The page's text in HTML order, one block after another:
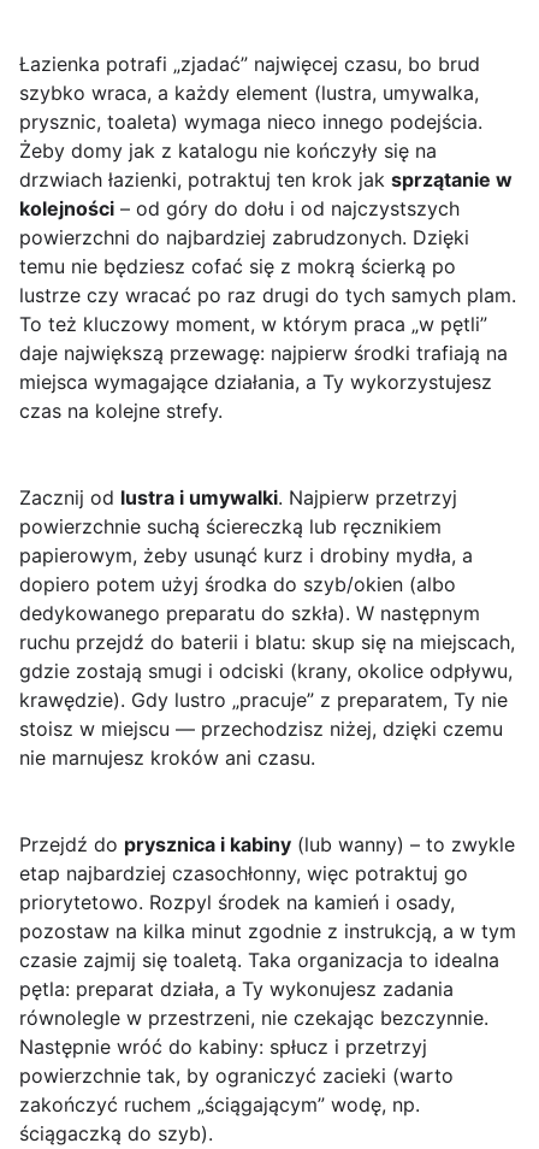
Łazienka potrafi „zjadać” najwięcej czasu, bo brud
szybko wraca, a każdy element (lustra, umywalka,
prysznic, toaleta) wymaga nieco innego podejścia.
Żeby domy jak z katalogu nie kończyły się na
drzwiach łazienki, potraktuj ten krok jak sprzątanie w
kolejności – od góry do dołu i od najczystszych
powierzchni do najbardziej zabrudzonych. Dzięki
temu nie będziesz cofać się z mokrą ścierką po
lustrze czy wracać po raz drugi do tych samych plam.
To też kluczowy moment, w którym praca „w pętli”
daje największą przewagę: najpierw środki trafiają na
miejsca wymagające działania, a Ty wykorzystujesz
czas na kolejne strefy.
Zacznij od lustra i umywalki. Najpierw przetrzyj
powierzchnie suchą ściereczką lub ręcznikiem
papierowym, żeby usunąć kurz i drobiny mydła, a
dopiero potem użyj środka do szyb/okien (albo
dedykowanego preparatu do szkła). W następnym
ruchu przejdź do baterii i blatu: skup się na miejscach,
gdzie zostają smugi i odciski (krany, okolice odpływu,
krawędzie). Gdy lustro „pracuje” z preparatem, Ty nie
stoisz w miejscu — przechodzisz niżej, dzięki czemu
nie marnujesz kroków ani czasu.
Przejdź do prysznica i kabiny (lub wanny) – to zwykle
etap najbardziej czasochłonny, więc potraktuj go
priorytetowo. Rozpyl środek na kamień i osady,
pozostaw na kilka minut zgodnie z instrukcją, a w tym
czasie zajmij się toaletą. Taka organizacja to idealna
pętla: preparat działa, a Ty wykonujesz zadania
równolegle w przestrzeni, nie czekając bezczynnie.
Następnie wróć do kabiny: spłucz i przetrzyj
powierzchnie tak, by ograniczyć zacieki (warto
zakończyć ruchem „ściągającym” wodę, np.
ściągaczką do szyb).